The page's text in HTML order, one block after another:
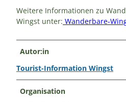
Weitere Informationen zu
Wingst unter: Wanderbare-
Autor:in
Tourist-Information Wingst
Organisation